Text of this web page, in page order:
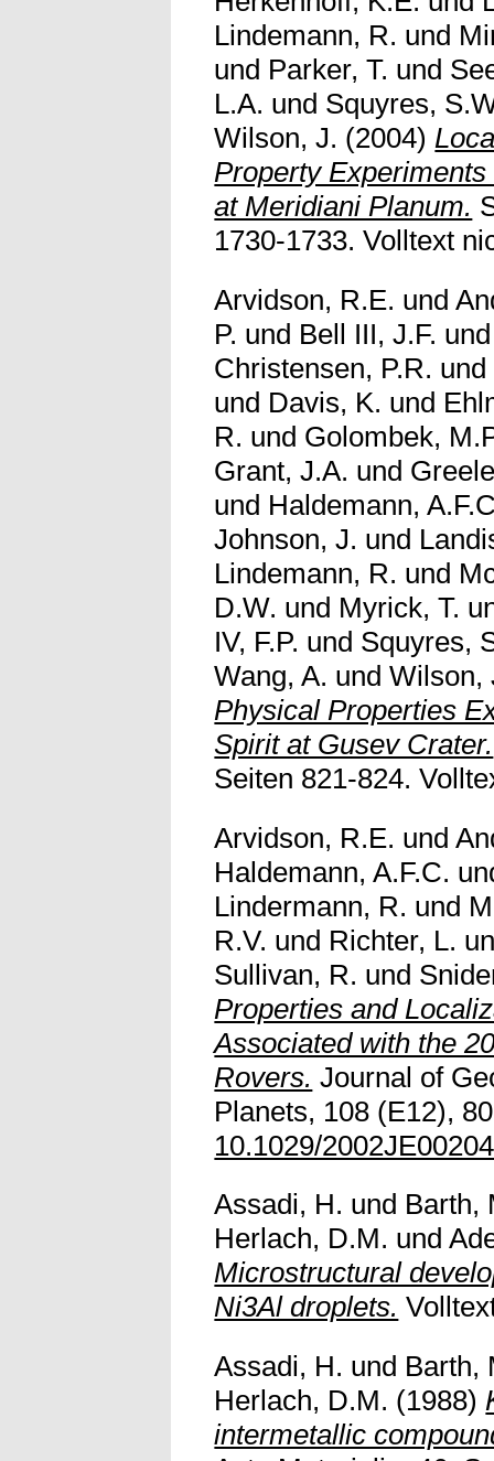
Lindemann, R. und
und Parker, T. und
L.A. und Squyres,
Wilson, J. (2004)
Property
at Meridiani Planum.
1730-1733. Volltext
Arvidson, R.E. und
P. und Bell III, J.F.
Christensen, P.R. und
und Davis, K. und
R. und Golombek,
Grant, J.A. und
und Haldemann,
Johnson, J. und
Lindemann, R. und
D.W. und Myrick, T.
IV, F.P. und Squyres,
Wang, A. undWilson,
Physical Properties
Spirit at Gusev Crater.
Seiten 821-824.
Arvidson, R.E. und
Haldemann, A.F.C.
Lindermann, R. und
R.V. und Richter, L.
Sullivan, R. und
Properties and
Associated with the
Rovers. Journal of
Planets, 108 (E12),
10.1029/
Assadi, H. und Barth,
Herlach, D.M. und
Microstructural
Ni3Al droplets.
Assadi, H. und Barth,
Herlach, D.M. (1988)
intermetallic